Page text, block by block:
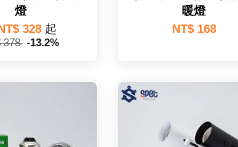
燈
328 起
378 -13.2%
暖燈
NT$ 168